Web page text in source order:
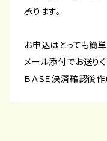
承ります。
お申込はとっても簡
メール添付でお送りく
ＢＡＳＥ決済確認後作